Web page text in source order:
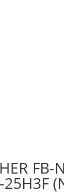
FB-